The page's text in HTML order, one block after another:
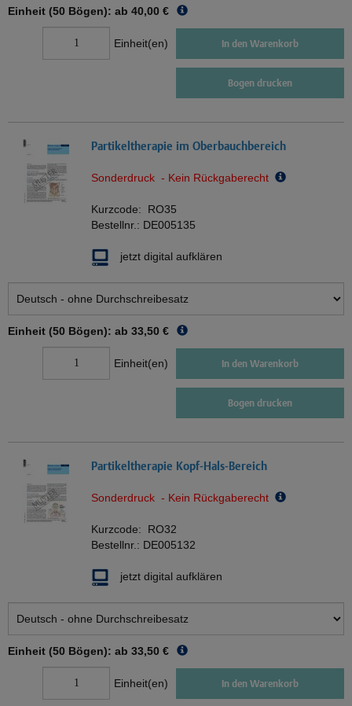
Einheit (50 Bögen): ab 40,00 €
Einheit(en) In den Warenkorb
Bogen drucken
Partikeltherapie im Oberbauchbereich
Sonderdruck - Kein Rückgaberecht
Kurzcode: RO35
Bestellnr.: DE005135
jetzt digital aufklären
Einheit (50 Bögen): ab 33,50 €
Einheit(en) In den Warenkorb
Bogen drucken
Partikeltherapie Kopf-Hals-Bereich
Sonderdruck - Kein Rückgaberecht
Kurzcode: RO32
Bestellnr.: DE005132
jetzt digital aufklären
Einheit (50 Bögen): ab 33,50 €
Einheit(en) In den Warenkorb